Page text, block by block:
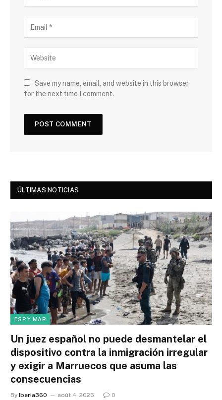
Save my name, email, and website in this browser
for the next time I comment.
ÚLTIMAS NOTICIAS
ESP Y MAR
Un juez español no puede desmantelar el
dispositivo contra la inmigración irregular
y exigir a Marruecos que asuma las
consecuencias
By Iberia360 août 4, 2026 0